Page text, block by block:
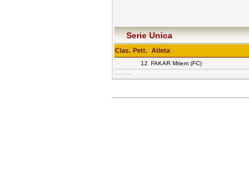
Serie Unica
Clas. Pett. Atleta
12 FAKAR Mriem (FC)